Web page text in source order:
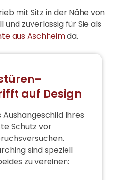
mit Sitz in der Nähe von
und zuverlässig für Sie als
aus Aschheimda.
auf Design
Aushängeschild Ihres
Schutz vor
sind speziell
zu vereinen: